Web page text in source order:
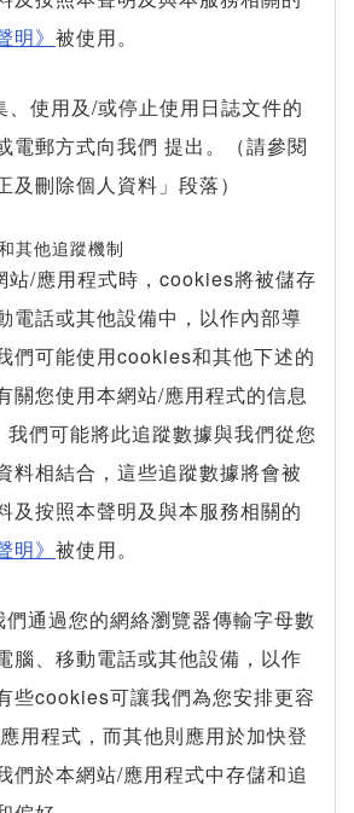
明》 被使用。
使用及/或停止使用日誌文件的
電郵方式向我們 提出。（請參閱
及刪除個人資料」段落）
其他追蹤機制
站/應用程式時，cookies將被儲存
電話或其他設備中，以作內部導
們可能使用cookies和其他下述的
關您使用本網站/應用程式的信息
我們可能將此追蹤數據與我們從您
料相結合，這些追蹤數據將會被
及按照本聲明及與本服務相關的
明》 被使用。
通過您的網絡瀏覽器傳輸字母數
腦、移動電話或其他設備，以作
些cookies可讓我們為您安排更容
用程式，而其他則應用於加快登
們於本網站/應用程式中存儲和追